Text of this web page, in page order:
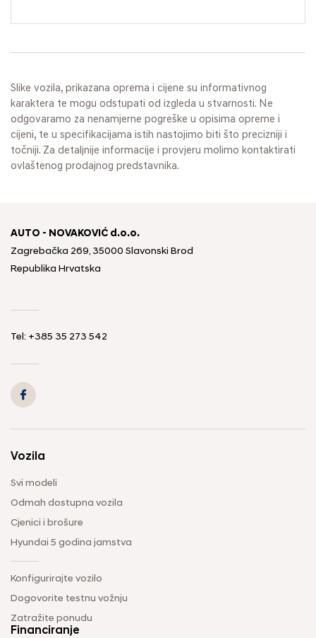
Slike vozila, prikazana oprema i cijene su informativnog
karaktera te mogu odstupati od izgleda u stvarnosti. Ne
odgovaramo za nenamjerne pogreške u opisima opreme i
cijeni, te u specifikacijama istih nastojimo biti što precizniji i
točniji. Za detaljnije informacije i provjeru molimo kontaktirati
ovlaštenog prodajnog predstavnika.
AUTO - NOVAKOVIĆ d.o.o.
Zagrebačka 269, 35000 Slavonski Brod
Republika Hrvatska
Tel: +385 35 273 542
Vozila
Svi modeli
Odmah dostupna vozila
Cjenici i brošure
Hyundai 5 godina jamstva
Konfigurirajte vozilo
Dogovorite testnu vožnju
Zatražite ponudu
Financiranje